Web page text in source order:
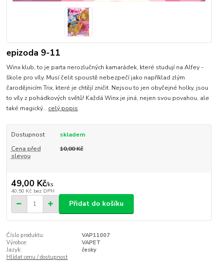
epizoda 9-11
Winx klub, to je parta nerozlučných kamarádek, které studují na Alfey -
škole pro víly. Musí čelit spoustě nebezpečí jako například zlým
čarodějnicím Trix, které je chtějí zničit. Nejsou to jen obyčejné holky, jsou
to víly z pohádkových světů! Každá Winx je jiná, nejen svou povahou, ale
také magický... celý popis
Dostupnost
skladem
Cena před
slevou
10,00 Kč
49,00 Kč/ks
40,50 Kč bez DPH
Přidat do košíku
Číslo produktu:
VAP11007
Výrobce:
VAPET
Jazyk:
česky
Hlídat cenu / dostupnost